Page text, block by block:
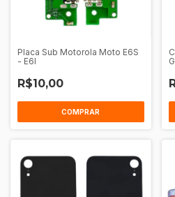
Placa Sub Motorola Moto E6S
- E6I
R$10,00